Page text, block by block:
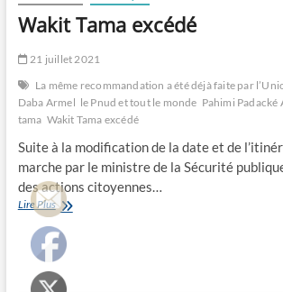
Wakit Tama excédé
21 juillet 2021
La même recommandation a été déjà faite par
Daba Armel le Pnud et tout le monde Pahimi Padacké
tama Wakit Tama excédé
Suite à la modification de la date et de
marche par le ministre de la Sécurité
des actions citoyennes…
Lire PlusWakit
Tama
excédé